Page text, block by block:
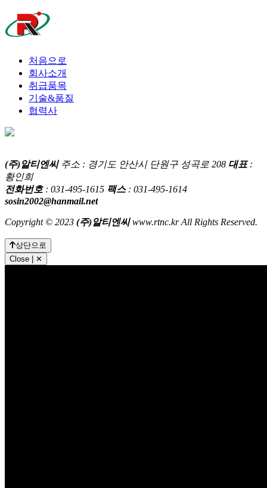
처음으로
회사소개
취급품목
기술&품질
협력사
차압변, 억압변, 감압변, 용하중변 등
(주)알티엔씨주소 : 경기도 안산시 단원구 성곡로 208 대표 :
황인희
전화번호: 031-495-1615 팩스: 031-495-1614
sosin2002@hanmail.net
Copyright © 2023 (주)알티엔씨www.rtnc.kr All Rights Reserved.
상단으로
Close | ✕